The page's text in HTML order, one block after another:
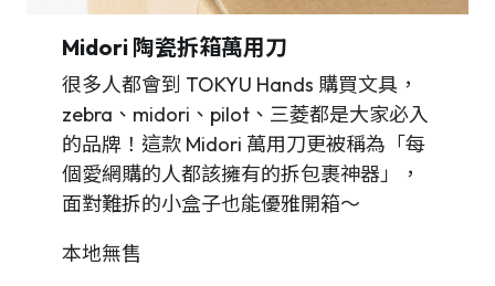
Midori 陶瓷拆箱萬用刀
很多人都會到 TOKYU Hands 購買文具，
zebra、midori、pilot、三菱都是大家必入
的品牌！這款 Midori 萬用刀更被稱為「每
個愛網購的人都該擁有的拆包裹神器」，
面對難拆的小盒子也能優雅開箱～
本地無售